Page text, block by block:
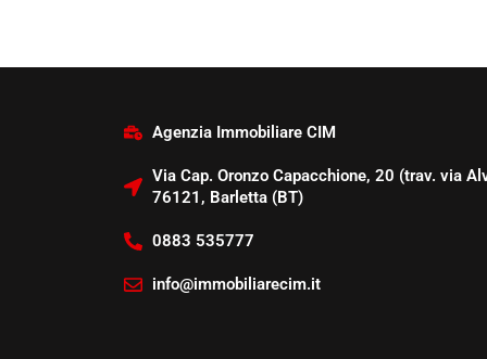
Agenzia Immobiliare CIM
Via Cap. Oronzo Capacchione, 20 (trav. via
76121, Barletta (BT)
0883 535777
info@immobiliarecim.it